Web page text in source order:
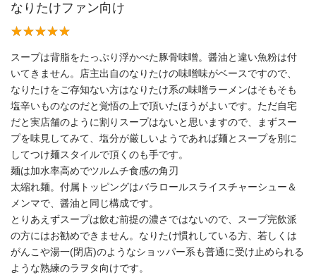
なりたけファン向け
スープは背脂をたっぷり浮かべた豚骨味噌。醤油と違い魚粉は付
いてきません。店主出自のなりたけの味噌味がベースですので、
なりたけをご存知ない方はなりたけ系の味噌ラーメンはそもそも
塩辛いものなのだと覚悟の上で頂いたほうがよいです。ただ自宅
だと実店舗のように割りスープはないと思いますので、まずスー
プを味見してみて、塩分が厳しいようであれば麺とスープを別に
してつけ麺スタイルで頂くのも手です。
麺は加水率高めでツルムチ食感の角刃
太縮れ麺。付属トッピングはバラロールスライスチャーシュー＆
メンマで、醤油と同じ構成です。
とりあえずスープは飲む前提の濃さではないので、スープ完飲派
の方にはお勧めできません。なりたけ慣れしている方、若しくは
がんこや湯一(閉店)のようなショッパー系も普通に受け止められる
ような熟練のラヲタ向けです。